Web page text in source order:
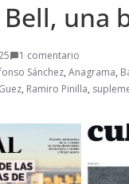
una
1 comentario
Sánchez, Anagrama,
, Ramiro Pinilla,